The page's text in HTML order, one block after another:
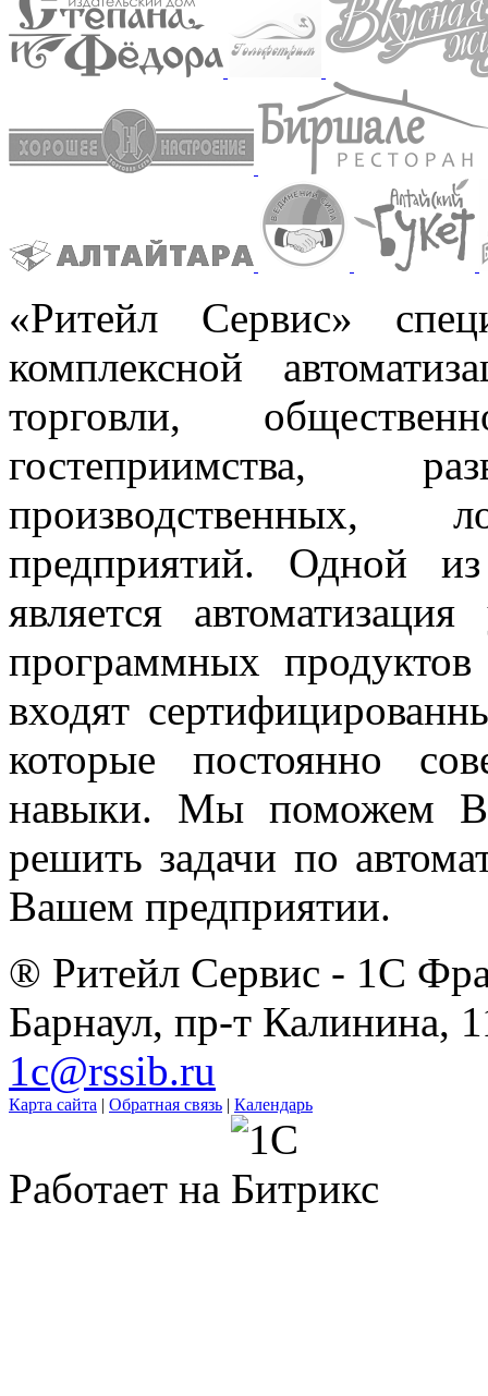
«Ритейл Сервис»
комплексной
торговли,
гостеприимства,
производственных,
предприятий. Одной
является
программных
входят
которые постоянно
навыки. Мы поможем
решить задачи по
Вашем предприятии.
® Ритейл Сервис - 1С
Барнаул, пр-т Калинина,
1c@rssib.ru
Карта сайта | Обратная связь | Календарь
Работает на